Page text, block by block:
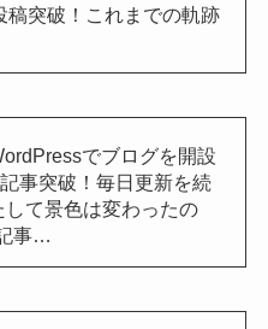
稿突破！これまでの軌跡
でブログを開設
事突破！毎日更新を続
して景色は変わったの
事…